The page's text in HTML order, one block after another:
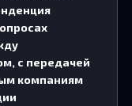
с передачей
компаниям